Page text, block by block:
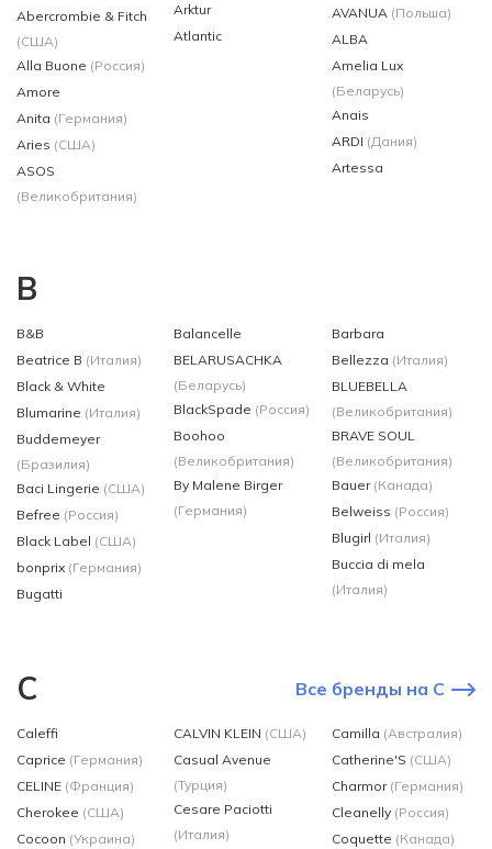
Abercrombie & Fitch
(США)
Alla Buone (Россия)
Amore
Anita (Германия)
Aries (США)
ASOS
(Великобритания)
Arktur
Atlantic
AVANUA (Польша)
ALBA
Amelia Lux
(Беларусь)
Anais
ARDI (Дания)
Artessa
B
B&B
Beatrice B (Италия)
Black & White
Blumarine (Италия)
Buddemeyer
(Бразилия)
Baci Lingerie (США)
Befree (Россия)
Black Label (США)
bonprix (Германия)
Bugatti
Balancelle
BELARUSACHKA
(Беларусь)
BlackSpade (Россия)
Boohoo
(Великобритания)
By Malene Birger
(Германия)
Barbara
Bellezza (Италия)
BLUEBELLA
(Великобритания)
BRAVE SOUL
(Великобритания)
Bauer (Канада)
Belweiss (Россия)
Blugirl (Италия)
Buccia di mela
(Италия)
C Все бренды на C
Caleffi
Caprice (Германия)
CELINE (Франция)
Cherokee (США)
Cocoon (Украина)
CALVIN KLEIN (США)
Casual Avenue
(Турция)
Cesare Paciotti
(Италия)
Camilla (Австралия)
Catherine'S (США)
Charmor (Германия)
Cleanelly (Россия)
Coquette (Канада)